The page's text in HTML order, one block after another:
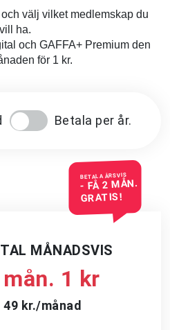
välj vilket medlemskap du
vill ha.
och GAFFA+ Premium den
för 1 kr.
Betala per år.
BETALA ÅRSVIS
- FÅ 2 MÅN.
GRATIS!
MÅNADSVIS
1 kr
kr./månad